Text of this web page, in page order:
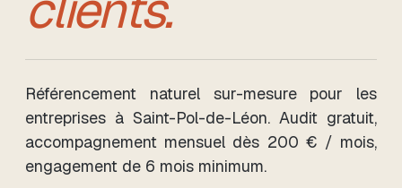
Référencement naturel sur-mesure pour les
entreprises à Saint-Pol-de-Léon. Audit gratuit,
accompagnement mensuel dès 200 € / mois,
engagement de 6 mois minimum.